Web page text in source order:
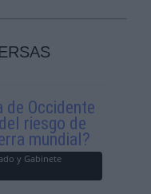
de Occidente
riesgo de
mundial?
y Gabinete